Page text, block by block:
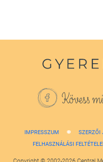
Kövess
IMPRESSZUM SZERZŐI
FELHASZNÁLÁSI